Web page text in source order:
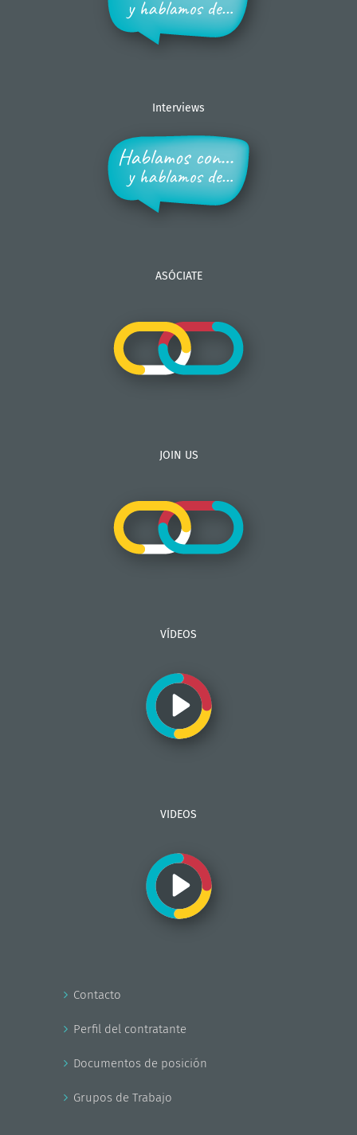
Interviews
ASÓCIATE
JOIN US
VÍDEOS
VIDEOS
Contacto
Perfil del contratante
Documentos de posición
Grupos de Trabajo